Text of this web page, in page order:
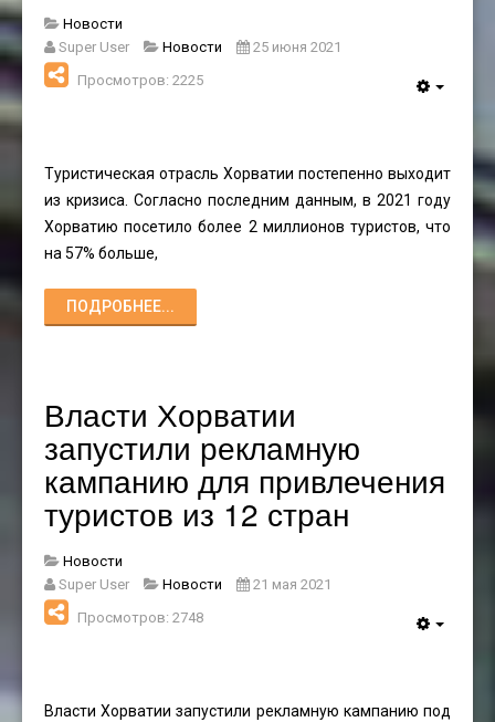
Новости
Super User
Новости
25 июня 2021
Просмотров: 2225
Туристическая отрасль Хорватии постепенно выходит
из кризиса. Согласно последним данным, в 2021 году
Хорватию посетило более 2 миллионов туристов, что
на 57% больше,
ПОДРОБНЕЕ...
Власти Хорватии
запустили рекламную
кампанию для привлечения
туристов из 12 стран
Новости
Super User
Новости
21 мая 2021
Просмотров: 2748
Власти Хорватии запустили рекламную кампанию под